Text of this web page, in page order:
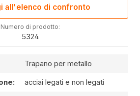
all'elenco di confronto
Numero di prodotto:
5324
Trapano per metallo
acciai legati e non legati